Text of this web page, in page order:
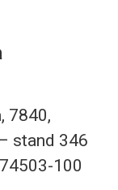
7840,
stand 346
100